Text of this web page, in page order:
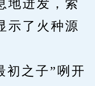
地迸发，索
示了火种源
之子”咧开